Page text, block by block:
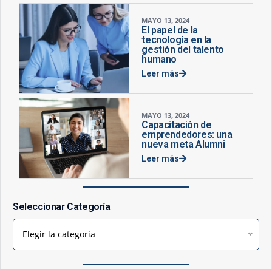
MAYO 13, 2024
El papel de la
tecnología en la
gestión del talento
humano
Leer más
MAYO 13, 2024
Capacitación de
emprendedores: una
nueva meta Alumni
Leer más
Seleccionar Categoría
Elegir la categoría